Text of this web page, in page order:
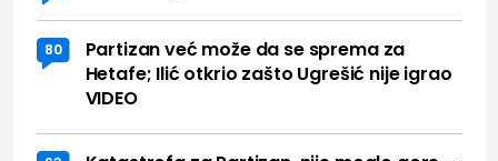
80
Partizan već može da se sprema za
Hetafe; Ilić otkrio zašto Ugrešić nije igrao
VIDEO